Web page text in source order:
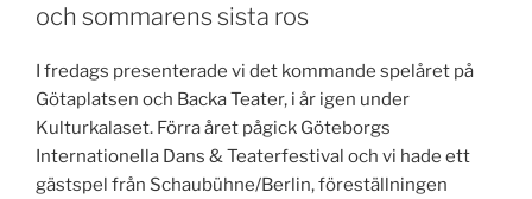
och sommarens sista ros
I fredags presenterade vi det kommande spelåret på
Götaplatsen och Backa Teater, i år igen under
Kulturkalaset. Förra året pågick Göteborgs
Internationella Dans & Teaterfestival och vi hade ett
gästspel från Schaubühne/Berlin, föreställningen